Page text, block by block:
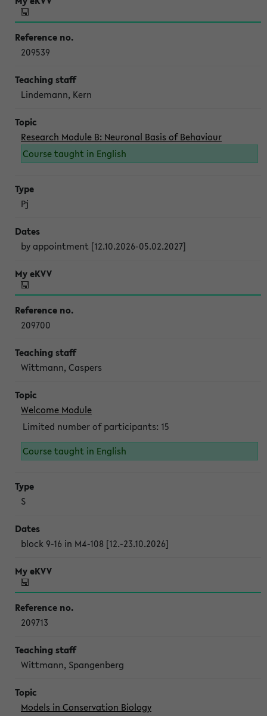
209539
Lindemann, Kern
Research Module B: Neuronal Basis of Behaviour
Course taught in English
Pj
by appointment [12.10.2026-05.02.2027]
209700
Wittmann, Caspers
Welcome Module
Limited number of participants: 15
Course taught in English
S
block 9-16 in M4-108 [12.-23.10.2026]
209713
Wittmann, Spangenberg
Models in Conservation Biology